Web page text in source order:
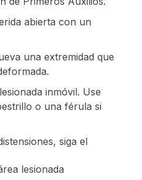
abierta con un
una extremidad que
inmóvil. Use
o una férula si
siga el
lesionada